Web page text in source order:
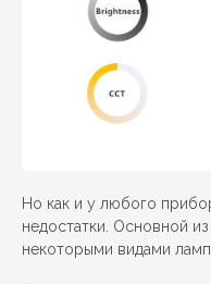
Но как и у любого
недостатки. Основной
некоторыми видами